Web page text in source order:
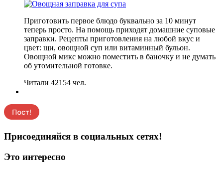
Приготовить первое блюдо буквально за 10 минут
теперь просто. На помощь приходят домашние суповые
заправки. Рецепты приготовления на любой вкус и
цвет: щи, овощной суп или витаминный бульон.
Овощной микс можно поместить в баночку и не думать
об утомительной готовке.
Читали 42154 чел.
Присоединяйся в социальных сетях!
Это интересно